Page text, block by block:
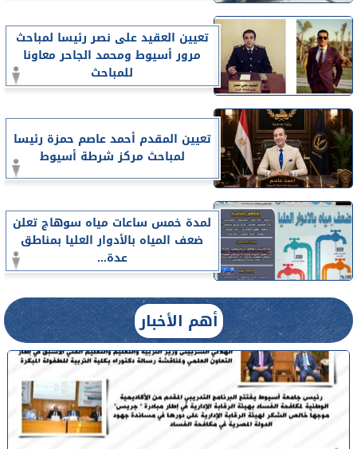
تعيين العقيد على نصر رئيسا لمباحث
مرور أسيوط ومحمد الجاحر معاونا
للمباحث
تعيين المقدم أحمد عاصم حمزة رئيسا
لمباحث مركز شرطة أسيوط
لمدة خمس ساعات مياه سوهاج تعلن
ضعف المياه بالأدوار العليا بمناطق
عدة...
أهم الأخبار